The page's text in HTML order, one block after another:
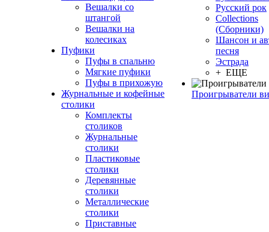
Вешалки со
штангой
Вешалки на
колесиках
Пуфики
Пуфы в спальню
Мягкие пуфики
Пуфы в прихожую
Журнальные и кофейные
столики
Комплекты
столиков
Журнальные
столики
Пластиковые
столики
Деревянные
столики
Металлические
столики
Приставные
Русский рок
Сollections
(Сборники)
Шансон и
песня
Эстрада
+ ЕЩЕ
Проигрыватели